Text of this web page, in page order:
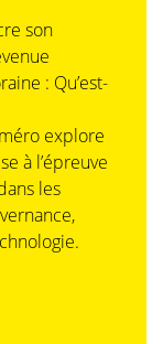
son
: Qu’est-
explore
à l’épreuve
les